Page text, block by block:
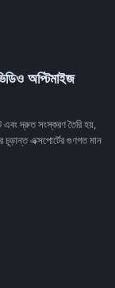
অপ্টিমাইজ
এবং দ্রুত সংস্করণ তৈরি হয়,
চূড়ান্ত এক্সপোর্টের গুণগত মান